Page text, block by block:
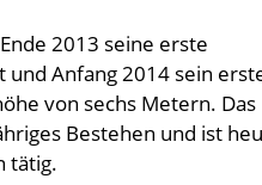
2013 seine erste
Anfang 2014 sein
von sechs Metern. Das
Bestehen und ist
tätig.